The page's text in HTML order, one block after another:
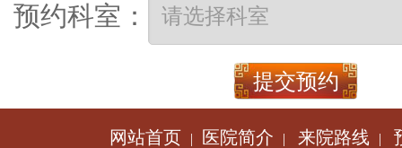
预约科室：
网站首页 | 医院简介 | 来院路线 |